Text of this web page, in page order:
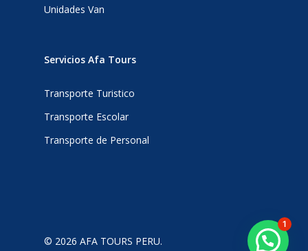
Unidades Van
Servicios Afa Tours
Transporte Turistico
Transporte Escolar
Transporte de Personal
© 2026 AFA TOURS PERU.
1